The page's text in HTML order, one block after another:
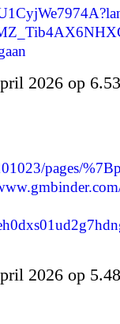
2026 op
pages/
2026 op